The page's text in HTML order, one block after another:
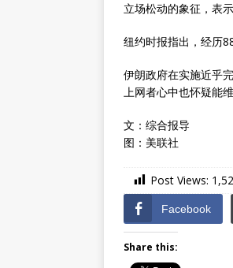
立场松动的象征，表
纽约时报指出，经历
伊朗政府在实施近乎
上网者心中也怀疑能维
文：综合报导
图：美联社
Post Views:
Facebook
Share this: